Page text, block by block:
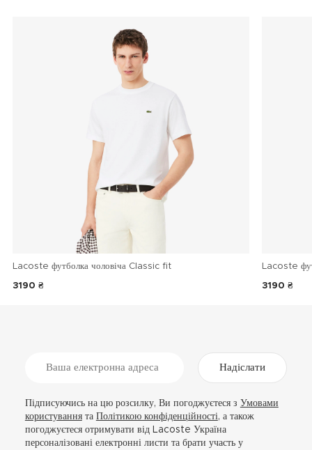
Lacoste футболка чоловіча Classic fit
3190 ₴
Lacoste
3190 ₴
Надіслати
Підписуючись на цю розсилку, Ви погоджуєтеся з Умовами
користуваннята Політикою конфіденційності, а також
погоджуєтеся отримувати від Lacoste Україна
персоналізовані електронні листи та брати участь у